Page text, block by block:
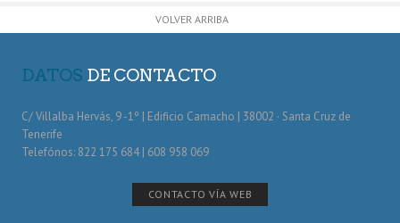
VOLVER ARRIBA
DATOS DE CONTACTO
C/ Villalba Hervás, 9 -1º | Edificio Camacho | 38002 · Santa Cruz de
Tenerife
Telefónos: 822 175 684 | 608 958 069
CONTACTO VÍA WEB